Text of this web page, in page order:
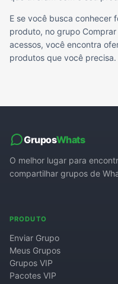
E se você busca conhecer
produto, no grupo
acessos, você encontra
produtos que você precisa.
GruposWhats
O melhor lugar para
compartilhar grupos de
PRODUTO
Enviar Grupo
Meus Grupos
Grupos VIP
Pacotes VIP